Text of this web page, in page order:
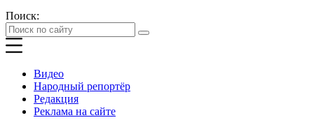
Поиск:
Видео
Народный репортёр
Редакция
Реклама на сайте